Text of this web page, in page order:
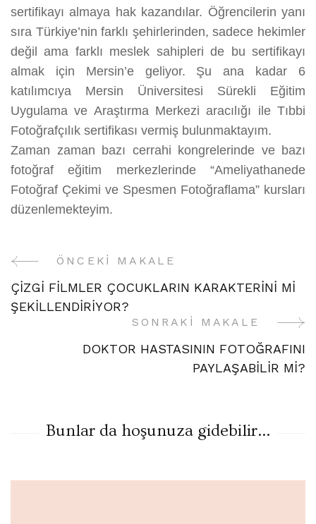
sertifikayı almaya hak kazandılar. Öğrencilerin yanı
sıra Türkiye’nin farklı şehirlerinden, sadece hekimler
değil ama farklı meslek sahipleri de bu sertifikayı
almak için Mersin’e geliyor. Şu ana kadar 6
katılımcıya Mersin Üniversitesi Sürekli Eğitim
Uygulama ve Araştırma Merkezi aracılığı ile Tıbbi
Fotoğrafçılık sertifikası vermiş bulunmaktayım.
Zaman zaman bazı cerrahi kongrelerinde ve bazı
fotoğraf eğitim merkezlerinde “Ameliyathanede
Fotoğraf Çekimi ve Spesmen Fotoğraflama” kursları
düzenlemekteyim.
Yazı
Gezinme
ÖNCEKI MAKALE
ÇİZGİ FİLMLER ÇOCUKLARIN KARAKTERİNİ Mİ
ŞEKİLLENDİRİYOR?
SONRAKI MAKALE
DOKTOR HASTASININ FOTOĞRAFINI
PAYLAŞABİLİR Mİ?
Bunlar da hoşunuza gidebilir...